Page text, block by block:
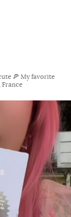
🍕 My favorite
France